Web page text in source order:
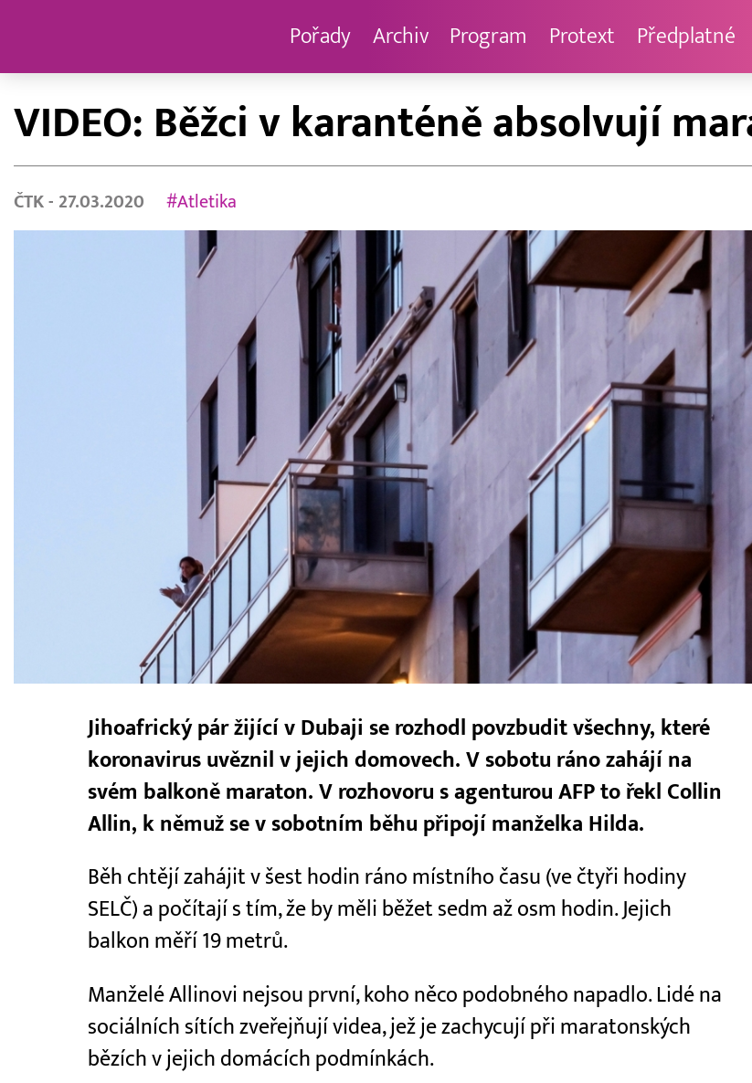
Pořady Archiv Program Protext Předplatné
VIDEO: Běžci v karanténě absolvují
ČTK - 27.03.2020 #Atletika
Jihoafrický pár žijící v Dubaji se rozhodl povzbudit všechny, které
koronavirus uvěznil v jejich domovech. V sobotu ráno zahájí na
svém balkoně maraton. V rozhovoru s agenturou AFP to řekl Collin
Allin, k němuž se v sobotním běhu připojí manželka Hilda.
Běh chtějí zahájit v šest hodin ráno místního času (ve čtyři hodiny
SELČ) a počítají s tím, že by měli běžet sedm až osm hodin. Jejich
balkon měří 19 metrů.
Manželé Allinovi nejsou první, koho něco podobného napadlo. Lidé na
sociálních sítích zveřejňují videa, jež je zachycují při maratonských
bězích v jejich domácích podmínkách.